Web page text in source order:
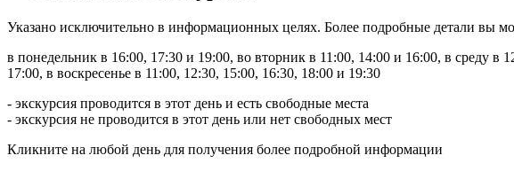
Указано исключительно в информационных целях. Более подробные детали вы
в понедельник в 16:00, 17:30 и 19:00, во вторник в 11:00, 14:00 и 16:00, в среду в
17:00, в воскресенье в 11:00, 12:30, 15:00, 16:30, 18:00 и 19:30
- экскурсия проводится в этот день и есть свободные места
- экскурсия не проводится в этот день или нет свободных мест
Кликните на любой день для получения более подробной информации